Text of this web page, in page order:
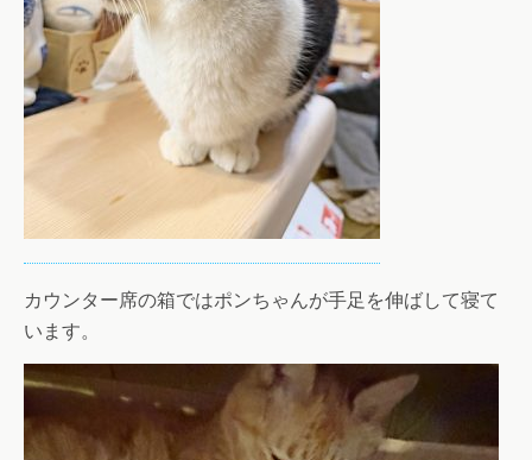
カウンター席の箱ではポンちゃんが手足を伸ばして寝て
います。